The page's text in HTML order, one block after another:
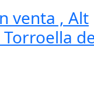
venta , Alt